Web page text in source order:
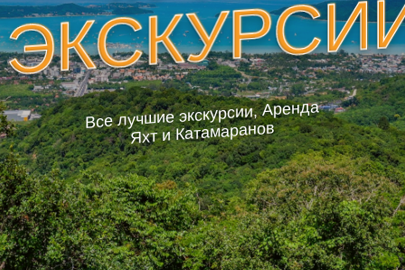
Все лучшие экскурсии, Аренда
Яхт и Катамаранов